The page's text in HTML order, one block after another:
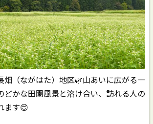
畑（ながはた）地区🌿山あいに広がる一
どかな田園風景と溶け合い、訪れる人の
ます😊